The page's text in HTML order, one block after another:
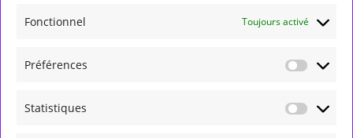
Fonctionnel Toujours activé
Préférences
Statistiques
LUNAISON
OPPOSITION POISSONS